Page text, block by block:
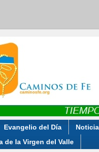
Evangelio del Día
de la Virgen del Valle